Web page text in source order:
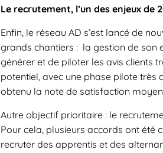
Le recrutement, l’un des enjeux de
Enfin, le réseau AD s’est lancé de
grands chantiers : la gestion de son
générer et de piloter les avis clients
potentiel, avec une phase pilote
obtenu la note de satisfaction
Autre objectif prioritaire : le
Pour cela, plusieurs accords ont été
recruter des apprentis et des